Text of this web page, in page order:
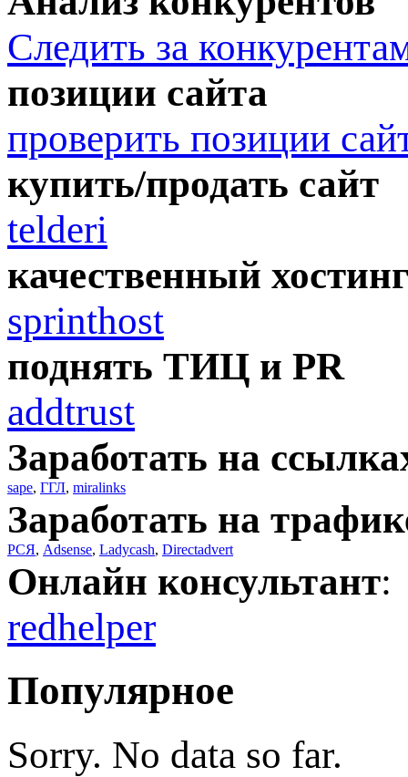
Следить за
позиции сайта
проверить позиции
купить/продать сайт
telderi
качественный
sprinthost
поднять ТИЦ и PR
addtrust
Заработать на
sape, ГГЛ, miralinks
Заработать на
РСЯ, Adsense, Ladycash, Directadvert
Онлайн консультант:
redhelper
Популярное
Sorry. No data so far.